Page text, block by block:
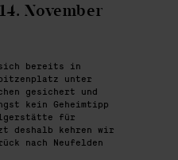
November
bereits in
unter
gesichert und
kein Geheimtipp
für
deshalb kehren wir
nach Neufelden